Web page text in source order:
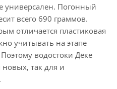
универсален. Погонный
всего 690 граммов.
отличается пластиковая
учитывать на этапе
водостоки Дёке
новых, так для и